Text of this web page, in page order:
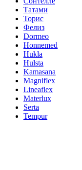
Татами
Торис
Фелиз
Dormeo
Honnemed
Hukla
Hulsta
Kamasana
Magniflex
Lineaflex
Materlux
Serta
Tempur